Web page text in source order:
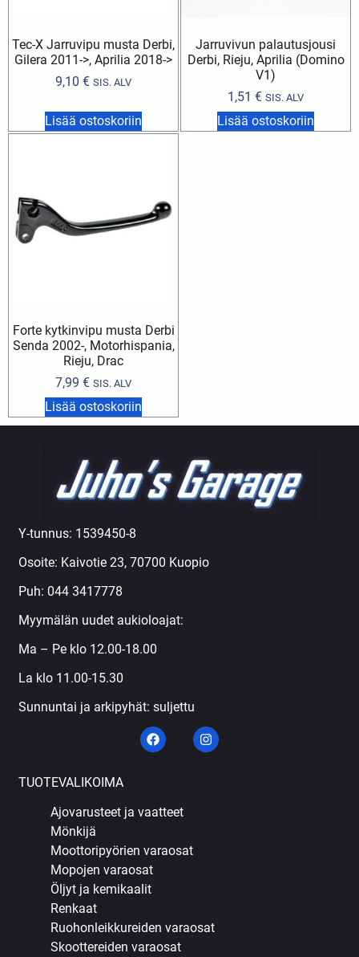
Tec-X Jarruvipu musta Derbi,
Gilera 2011->, Aprilia 2018->
9,10 € SIS. ALV
Lisää ostoskoriin
Jarruvivun palautusjousi
Derbi, Rieju, Aprilia (Domino
V1)
1,51 € SIS. ALV
Lisää ostoskoriin
Forte kytkinvipu musta Derbi
Senda 2002-, Motorhispania,
Rieju, Drac
7,99 € SIS. ALV
Lisää ostoskoriin
Y-tunnus: 1539450-8
Osoite: Kaivotie 23, 70700 Kuopio
Puh: 044 3417778
Myymälän uudet aukioloajat:
Ma – Pe klo 12.00-18.00
La klo 11.00-15.30
Sunnuntai ja arkipyhät: suljettu
TUOTEVALIKOIMA
Ajovarusteet ja vaatteet
Mönkijä
Moottoripyörien varaosat
Mopojen varaosat
Öljyt ja kemikaalit
Renkaat
Ruohonleikkureiden varaosat
Skoottereiden varaosat